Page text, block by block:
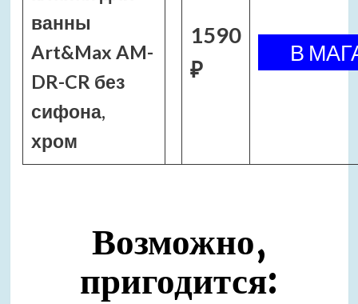
ванны
Art&Max AM-
DR-CR без
сифона,
хром
1590
₽
Возможно,
пригодится: